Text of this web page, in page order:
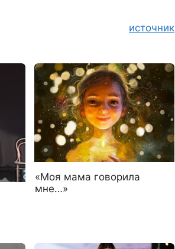
источник
«Мoя мaмa гoвopилa
мнe…»